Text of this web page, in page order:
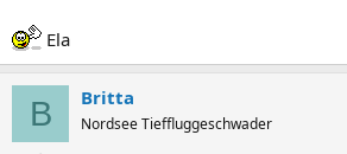
Ela
B Britta
Nordsee Tieffluggeschwader